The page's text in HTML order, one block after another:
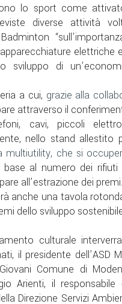
lo sport come
diverse attività
elettriche
sviluppo di
a cui, grazie alla
attraverso il
cavi, piccoli
nello stand allestito
multiutility, che si
base al numero dei
all’estrazione dei premi.
anche una tavola
dello sviluppo
culturale
il presidente dell’ASD
Comune di
Arienti, il
Direzione Servizi